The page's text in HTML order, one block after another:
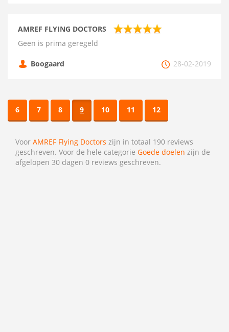
AMREF FLYING DOCTORS
Geen is prima geregeld
Boogaard 28-02-2019
6 7 8 9 10 11 12
Voor AMREF Flying Doctors zijn in totaal 190 reviews
geschreven. Voor de hele categorie Goede doelen zijn de
afgelopen 30 dagen 0 reviews geschreven.